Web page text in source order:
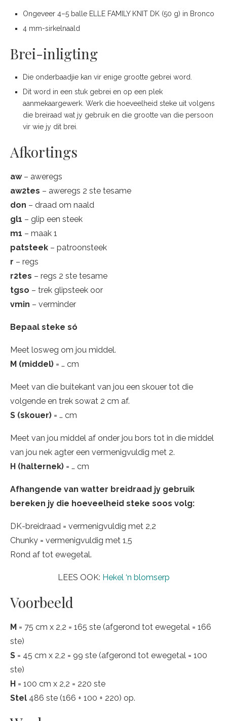
Ongeveer 4–5 balle ELLE FAMILY KNIT DK (50 g) in Bronco
4 mm-sirkelnaald
Brei-inligting
Die onderbaadjie kan vir enige grootte gebrei word.
Dit word in een stuk gebrei en op een plek
aanmekaargewerk. Werk die hoeveelheid steke uit volgens
die breiraad wat jy gebruik en die grootte van die persoon
vir wie jy dit brei.
Afkortings
aw – aweregs
aw2tes – aweregs 2 ste tesame
don – draad om naald
gl1 – glip een steek
m1 – maak 1
patsteek – patroonsteek
r – regs
r2tes – regs 2 ste tesame
tgso – trek glipsteek oor
vmin – verminder
Bepaal steke só
Meet losweg om jou middel.
M (middel) = … cm
Meet van die buitekant van jou een skouer tot die
volgende en trek sowat 2 cm af.
S (skouer) = … cm
Meet van jou middel af onder jou bors tot in die middel
van jou nek agter een vermenigvuldig met 2.
H (halternek) = … cm
Afhangende van watter breidraad jy gebruik
bereken jy die hoeveelheid steke soos volg:
DK-breidraad = vermenigvuldig met 2,2
Chunky = vermenigvuldig met 1,5
Rond af tot ewegetal.
LEES OOK: Hekel ‘n blomserp
Voorbeeld
M = 75 cm x 2,2 = 165 ste (afgerond tot ewegetal = 166
ste)
S = 45 cm x 2,2 = 99 ste (afgerond tot ewegetal = 100
ste)
H = 100 cm x 2,2 = 220 ste
Stel 486 ste (166 + 100 + 220) op.